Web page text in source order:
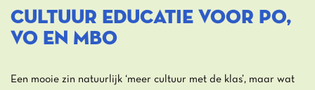
CULTUUR EDUCATIE VOOR PO,
VO EN MBO
Een mooie zin natuurlijk ‘meer cultuur met de klas’, maar wat